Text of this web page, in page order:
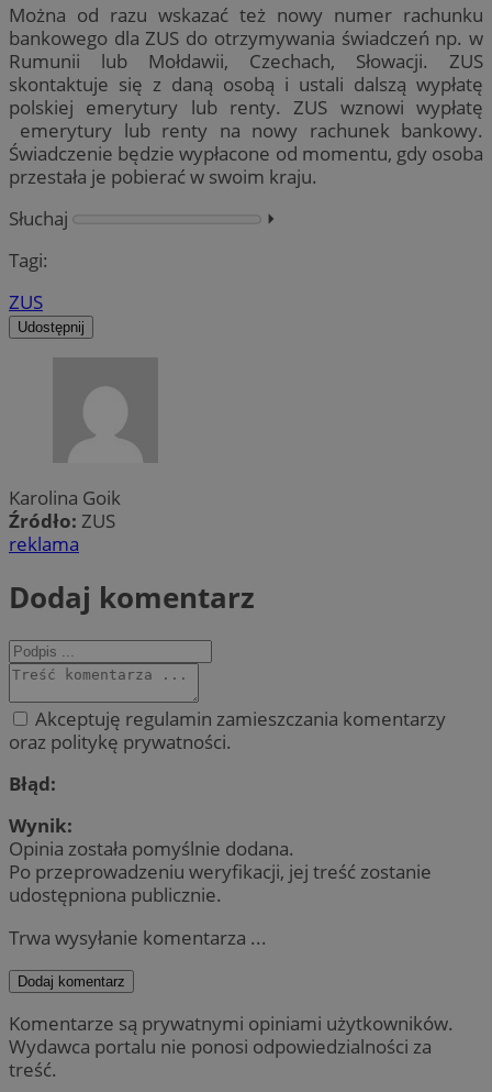
Można od razu wskazać też nowy numer rachunku
bankowego dla ZUS do otrzymywania świadczeń np. w
Rumunii lub Mołdawii, Czechach, Słowacji. ZUS
skontaktuje się z daną osobą i ustali dalszą wypłatę
polskiej emerytury lub renty. ZUS wznowi wypłatę
emerytury lub renty na nowy rachunek bankowy.
Świadczenie będzie wypłacone od momentu, gdy osoba
przestała je pobierać w swoim kraju.
Słuchaj
⏵︎
Tagi:
ZUS
Udostępnij
Karolina Goik
Źródło: ZUS
reklama
Dodaj komentarz
Akceptuję regulamin zamieszczania komentarzy
oraz politykę prywatności.
Błąd:
Wynik:
Opinia została pomyślnie dodana.
Po przeprowadzeniu weryfikacji, jej treść zostanie
udostępniona publicznie.
Trwa wysyłanie komentarza ...
Dodaj komentarz
Komentarze są prywatnymi opiniami użytkowników.
Wydawca portalu nie ponosi odpowiedzialności za
treść.